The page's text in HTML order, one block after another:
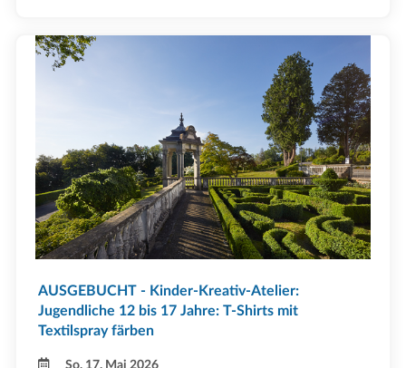
AUSGEBUCHT - Kinder-Kreativ-Atelier:
Jugendliche 12 bis 17 Jahre: T-Shirts mit
Textilspray färben
So, 17. Mai 2026